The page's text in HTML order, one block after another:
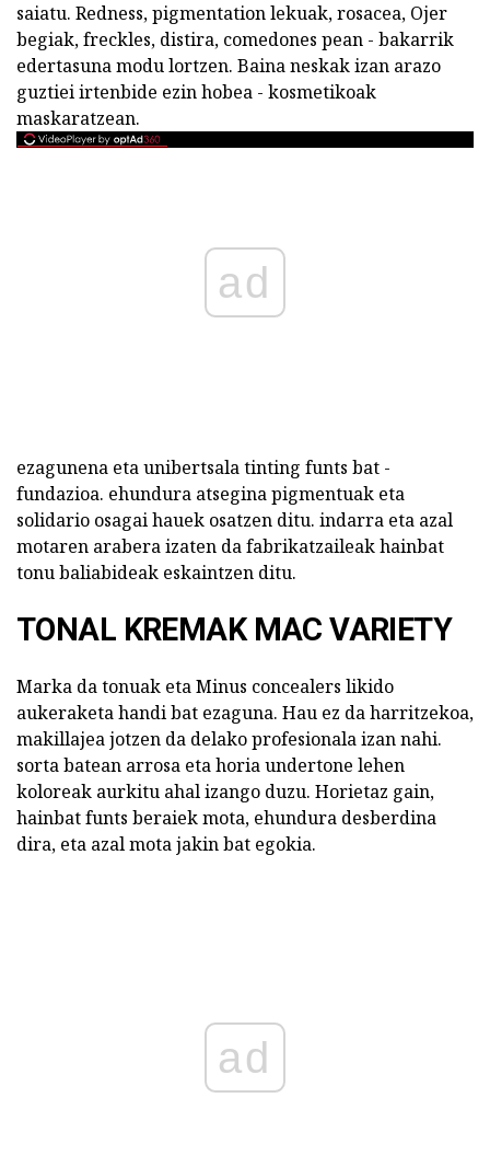
saiatu. Redness, pigmentation lekuak, rosacea, Ojer
begiak, freckles, distira, comedones pean - bakarrik
edertasuna modu lortzen. Baina neskak izan arazo
guztiei irtenbide ezin hobea - kosmetikoak
maskaratzean.
ad
ezagunena eta unibertsala tinting funts bat -
fundazioa. ehundura atsegina pigmentuak eta
solidario osagai hauek osatzen ditu. indarra eta azal
motaren arabera izaten da fabrikatzaileak hainbat
tonu baliabideak eskaintzen ditu.
TONAL KREMAK MAC VARIETY
Marka da tonuak eta Minus concealers likido
aukeraketa handi bat ezaguna. Hau ez da harritzekoa,
makillajea jotzen da delako profesionala izan nahi.
sorta batean arrosa eta horia undertone lehen
koloreak aurkitu ahal izango duzu. Horietaz gain,
hainbat funts beraiek mota, ehundura desberdina
dira, eta azal mota jakin bat egokia.
ad